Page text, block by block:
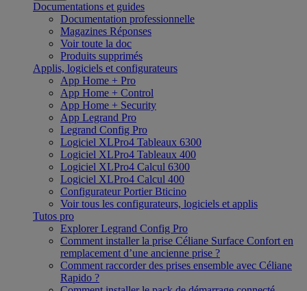
Documentations et guides
Documentation professionnelle
Magazines Réponses
Voir toute la doc
Produits supprimés
Applis, logiciels et configurateurs
App Home + Pro
App Home + Control
App Home + Security
App Legrand Pro
Legrand Config Pro
Logiciel XLPro4 Tableaux 6300
Logiciel XLPro4 Tableaux 400
Logiciel XLPro4 Calcul 6300
Logiciel XLPro4 Calcul 400
Configurateur Portier Bticino
Voir tous les configurateurs, logiciels et applis
Tutos pro
Explorer Legrand Config Pro
Comment installer la prise Céliane Surface Confort en
remplacement d’une ancienne prise ?
Comment raccorder des prises ensemble avec Céliane
Rapido ?